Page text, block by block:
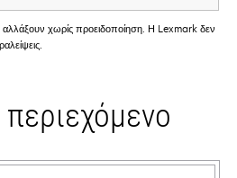
αλλάξουν χωρίς προειδοποίηση. Η Lexmark δεν
περιεχόμενο